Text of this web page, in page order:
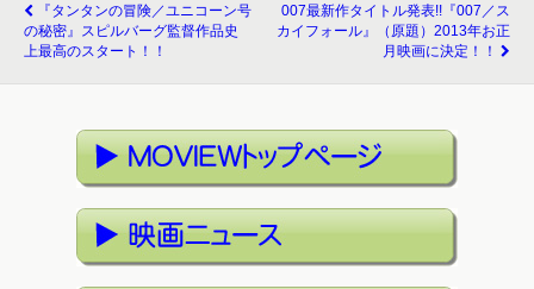
『タンタンの冒険／ユニコーン号
の秘密』スピルバーグ監督作品史
上最高のスタート！！
007最新作タイトル発表!!『007／ス
カイフォール』（原題）2013年お正
月映画に決定！！